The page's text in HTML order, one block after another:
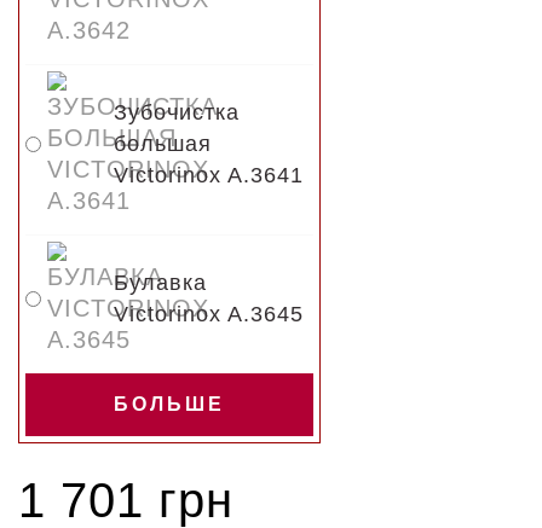
Зубочистка
большая
Victorinox A.3641
Булавка
Victorinox A.3645
БОЛЬШЕ
1 701 грн